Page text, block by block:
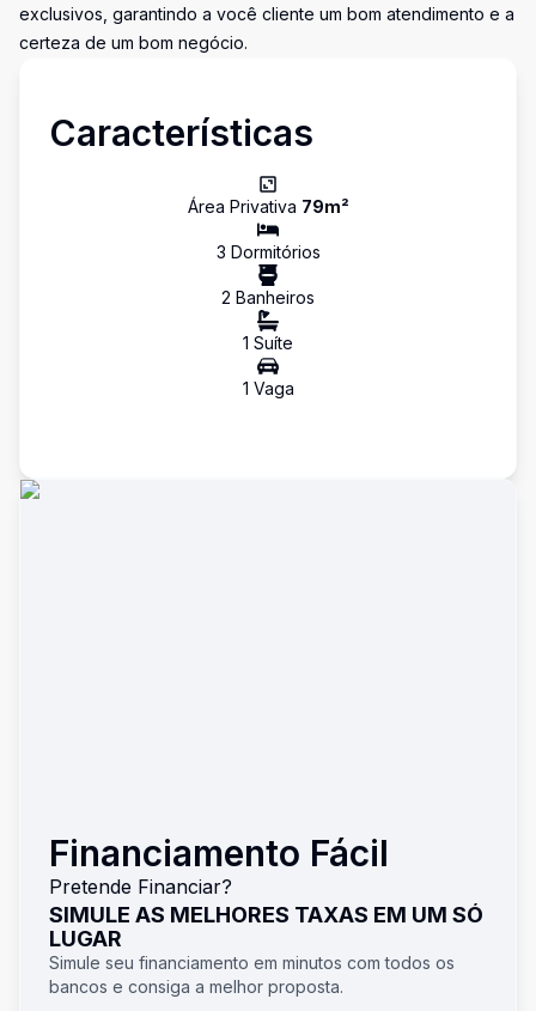
exclusivos, garantindo a você cliente um bom atendimento e a
certeza de um bom negócio.
Características
Área Privativa 79m²
3 Dormitórios
2 Banheiros
1 Suíte
1 Vaga
Financiamento Fácil
Pretende Financiar?
SIMULE AS MELHORES TAXAS EM UM SÓ
LUGAR
Simule seu financiamento em minutos com todos os
bancos e consiga a melhor proposta.